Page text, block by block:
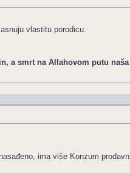
vlastitu porodicu.
a smrt na Allahovom putu
ima više Konzum